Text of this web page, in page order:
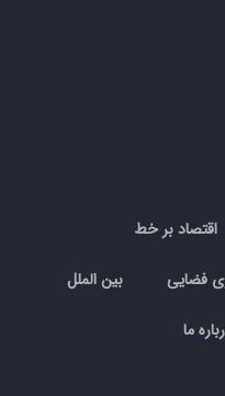
اقتصاد بر خط
فضایی بین الملل
ما